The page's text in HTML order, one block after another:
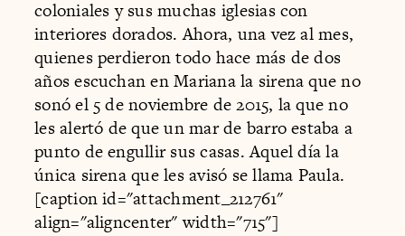
coloniales y sus muchas iglesias con
interiores dorados. Ahora, una vez al mes,
quienes perdieron todo hace más de dos
años escuchan en Mariana la sirena que no
sonó el 5 de noviembre de 2015, la que no
les alertó de que un mar de barro estaba a
punto de engullir sus casas. Aquel día la
única sirena que les avisó se llama Paula.
[caption id="attachment_212761"
align="aligncenter" width="715"]